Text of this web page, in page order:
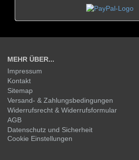
MEHR ÜBER...
Impressum
Kontakt
Sitemap
Versand- & Zahlungsbedingungen
Widerrufsrecht & Widerrufsformular
AGB
Datenschutz und Sicherheit
Cookie Einstellungen